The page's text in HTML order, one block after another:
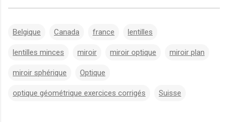
Belgique Canada france lentilles
lentilles minces miroir miroir optique miroir plan
miroir sphérique Optique
optique géométrique exercices corrigés Suisse